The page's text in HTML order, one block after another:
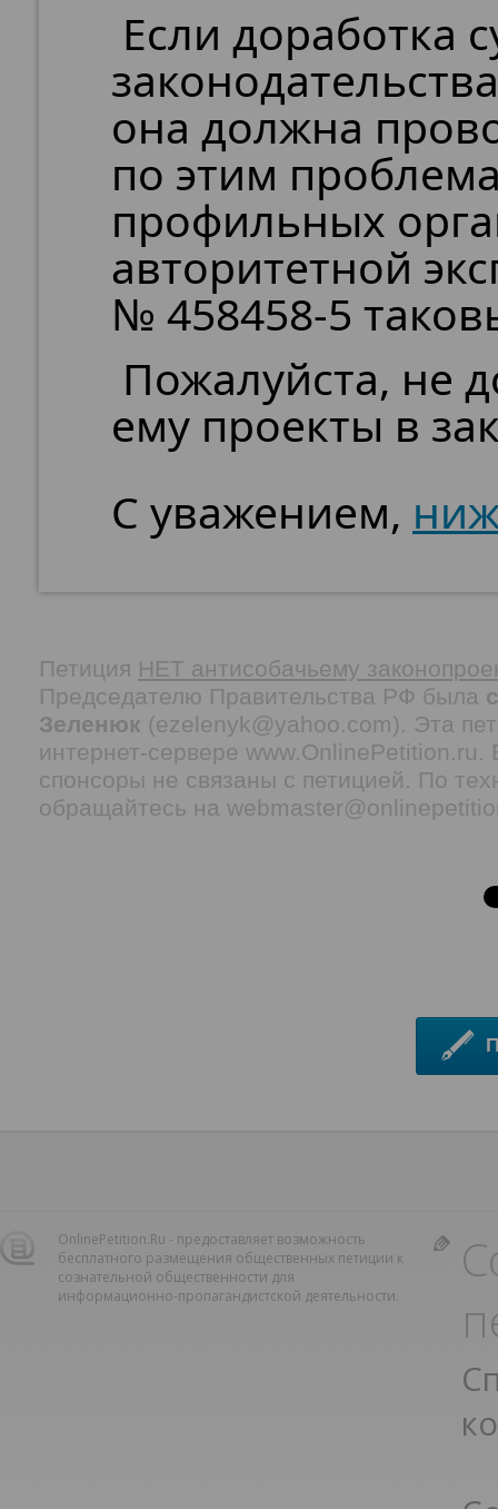
Если доработка
она должна
по этим
профильных
авторитетной
№ 458458-5
Пожалуйста, не
ему проекты в
С уважением,
Петиция НЕТ антисобачьему
Председателю Правительства РФ была
Зеленюк (ezelenyk@yahoo.com). Эта
интернет-сервере
спонсоры не связаны с петицией. По
обращайтесь на
OnlinePetition.Ru - предоставляет возможность
бесплатного размещения общественных петиции к
сознательной общественности для
информационно-пропагандистской деятельности.